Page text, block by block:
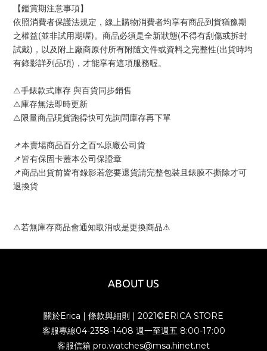
【鑑賞期注意事項】
依照消費者保護法規定，線上購物消費者均享有商品到貨猶豫期
之權益(並非試用期喔)。商品必須是全新狀態(不得有刮傷或拆封
試戴)，以及附上廠商原付所有附隨文件或資料之完整性(出貨時均
有錄影詳列品項)，才能享有這項服務喔。
⚠手錶款式庫存 與百貨同步銷售
⚠庫存無法即時更新
⚠限量商品現貨跑得快可先詢問庫存再下單
📌本賣場商品百分之百%原廠公司貨
📌皆有保固卡蓋本公司保證章
📌商品出貨前皆有錄影若您要退貨請完整包裝且錶膜不撕除才可
退換貨
⚠若無庫存商品會通知取消或是更換商品⚠
ABOUT US
關於Erica | 條款與細則 | 2021©ERICA STORE
客服專線04-2358-1408 週一至週五 8:00-17:00
客服信箱 pro.watches@msa.hinet.net